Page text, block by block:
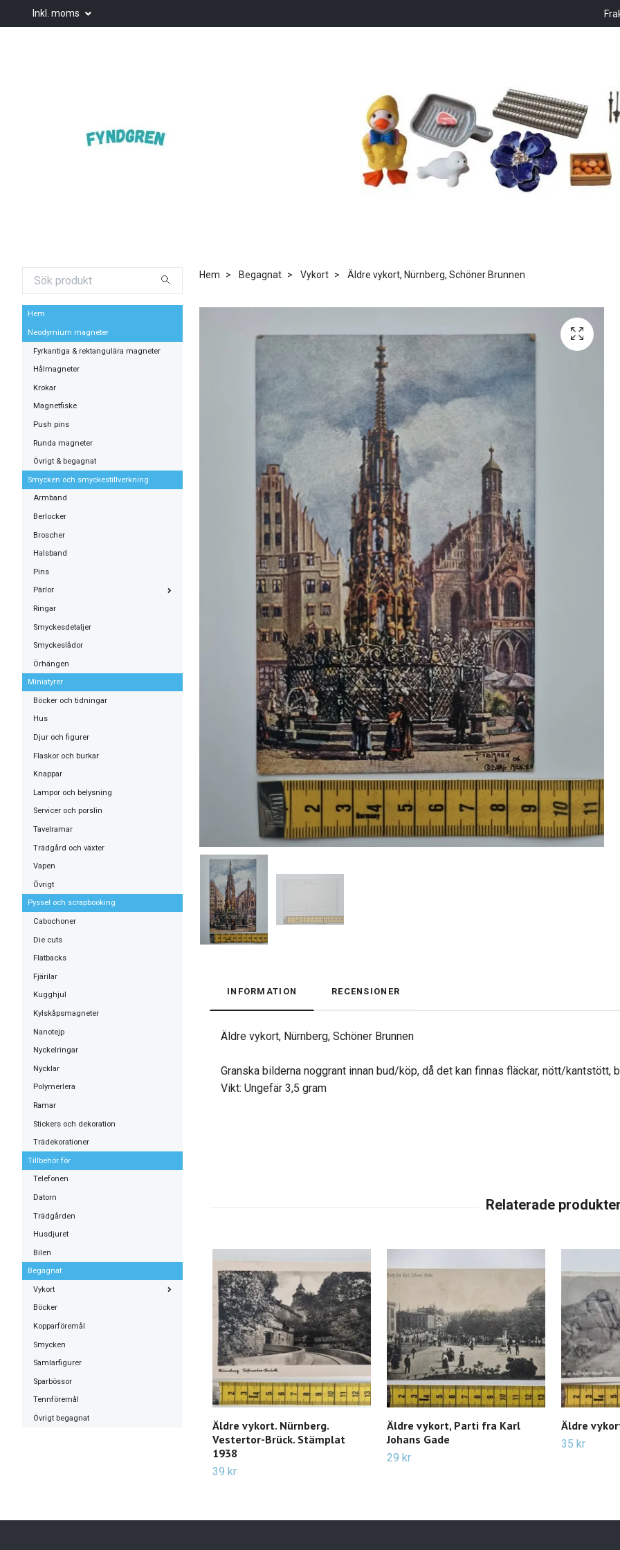
Inkl. moms
Hem
Neodymium magneter
Fyrkantiga & rektangulära magneter
Hålmagneter
Krokar
Magnetfiske
Push pins
Runda magneter
Övrigt & begagnat
Smycken och smyckestillverkning
Armband
Berlocker
Broscher
Halsband
Pins
Pärlor
Ringar
Smyckesdetaljer
Smyckeslådor
Örhängen
Miniatyrer
Böcker och tidningar
Hus
Djur och figurer
Flaskor och burkar
Knappar
Lampor och belysning
Servicer och porslin
Tavelramar
Trädgård och växter
Vapen
Övrigt
Pyssel och scrapbooking
Cabochoner
Die cuts
Flatbacks
Fjärilar
Kugghjul
Kylskåpsmagneter
Nanotejp
Nyckelringar
Nycklar
Polymerlera
Ramar
Stickers och dekoration
Trädekorationer
Tillbehör för
Telefonen
Datorn
Trädgården
Husdjuret
Bilen
Begagnat
Vykort
Böcker
Kopparföremål
Smycken
Samlarfigurer
Sparbössor
Tennföremål
Övrigt begagnat
Hem Begagnat Vykort Äldre vykort, Nürnberg, Schöner Brunnen
INFORMATION RECENSIONER
Äldre vykort, Nürnberg, Schöner Brunnen
Granska bilderna noggrant innan bud/köp, då det kan finnas fläckar, nött/kantstött,
Vikt: Ungefär 3,5 gram
Äldre vykort. Nürnberg.
Vestertor-Brück. Stämplat
1938
39 kr
Äldre vykort, Parti fra Karl
Johans Gade
29 kr
Äldre
35 kr